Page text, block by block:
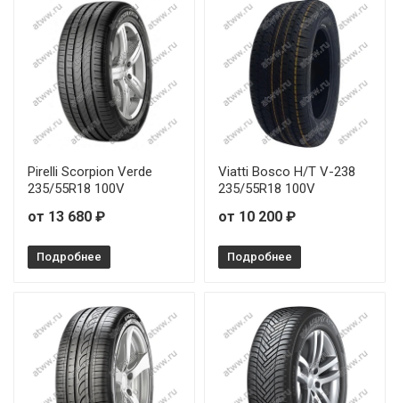
Pirelli Scorpion Verde
235/55R18 100V
от 13 680 ₽
Подробнее
Viatti Bosco H/T V-238
235/55R18 100V
от 10 200 ₽
Подробнее